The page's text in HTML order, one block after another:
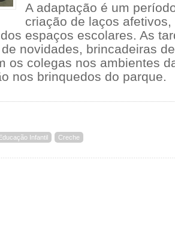
A adaptação é um
criação de laços
espaços escolares. As
novidades, brincadeiras
os colegas nos ambientes
nos brinquedos do parque.
Infantil Creche